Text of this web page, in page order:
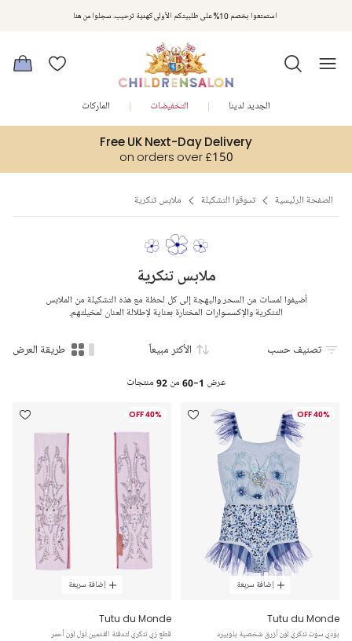
استمتعوا بخصم 10% على طلبيتكم الأولى كهدية ترحيب. سجلوا من هنا
مكافآت تشلدرن صالون | اجمعوا النقاط مع كل عملية شراء لتحصلوا على هدايا حصرية وعروض مصممة خصيصا لتلبي
متطلباتكم
Free UK Next-Day Delivery
on orders over £150
الجديد لدينا التخفيضات الماركات
الصفحة الرئيسية تسوقوا التشكيلة ملابس تنكرية
ملابس تنكرية
أضيفوا لمسات من السحر والبهجة إلى كل لحظة مع هذه التشكيلة من الملابس
التنكرية والإكسسوارات المختارة بعناية لإطلالة العنان لمخيلتهم.
تصنيف حسب الأكثر مبيعاً طريقة العرض
عرض 1-60 من 92 منتجات
40% OFF
إضافة سريعة
Tutu du Monde
بودي سوت تنكري لون أزرق شخصية بلوبيرد
40% OFF
إضافة سريعة
Tutu du Monde
قطع زي تنكري لتدفئة القدمين تول لون أحمر